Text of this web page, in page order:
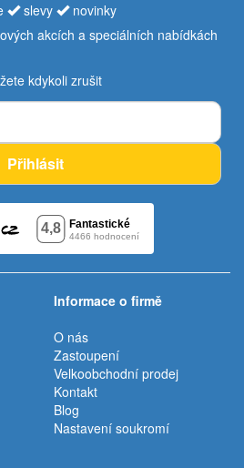
slevy
novinky
akcích a speciálních nabídkách
kdykoli zrušit
Přihlásit
Informace o firmě
O nás
Zastoupení
Velkoobchodní prodej
Kontakt
Blog
Nastavení soukromí